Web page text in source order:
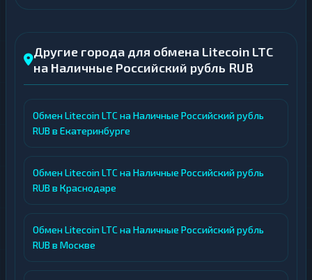
Другие города для обмена Litecoin LTC
на Наличные Российский рубль RUB
Обмен Litecoin LTC на Наличные Российский рубль
RUB в Екатеринбурге
Обмен Litecoin LTC на Наличные Российский рубль
RUB в Краснодаре
Обмен Litecoin LTC на Наличные Российский рубль
RUB в Москве